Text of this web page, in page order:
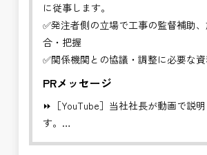
に従事します。
✅発注者側の立場で工事の監督補助
合・把握
✅関係機関との協議・調整に必要な
質管理、設計変
更などの支援を行います。
PRメッセージ
⏩［YouTube］当社社長が動画で説
す。
https://youtube.com/channel/